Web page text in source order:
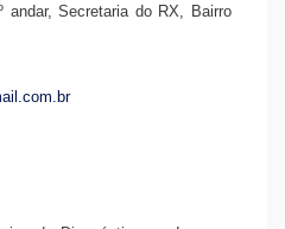
andar, Secretaria do RX, Bairro